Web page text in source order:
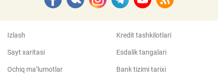
Izlash
Sayt xaritasi
Ochiq ma’lumotlar
Kredit tashkilotlari
Esdalik tangalari
Bank tizimi tarixi